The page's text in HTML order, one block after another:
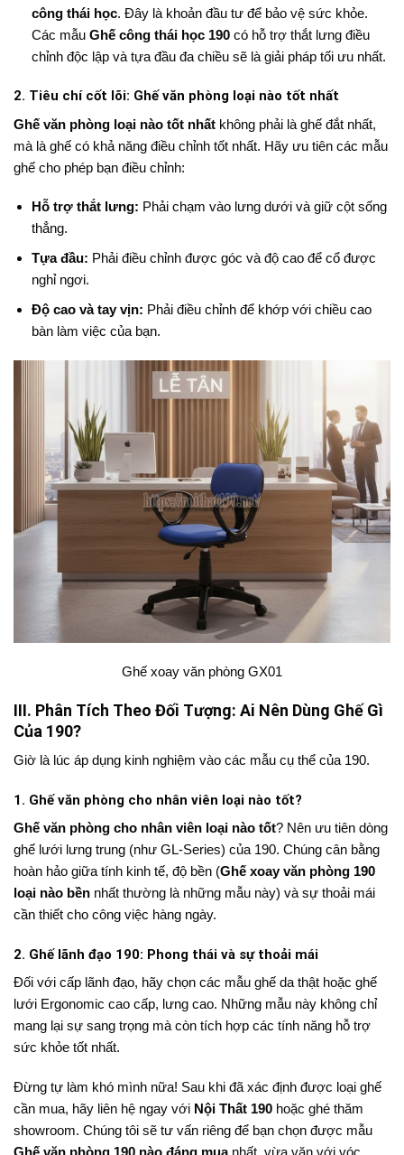
công thái học. Đây là khoản đầu tư để bảo vệ sức khỏe.
Các mẫu Ghế công thái học 190có hỗ trợ thắt lưng điều
chỉnh độc lập và tựa đầu đa chiều sẽ là giải pháp tối ưu nhất.
2. Tiêu chí cốt lõi: Ghế văn phòng loại nào tốt nhất
Ghế văn phòng loại nào tốt nhất không phải là ghế đắt nhất,
mà là ghế có khả năng điều chỉnh tốt nhất. Hãy ưu tiên các mẫu
ghế cho phép bạn điều chỉnh:
Hỗ trợ thắt lưng: Phải chạm vào lưng dưới và giữ cột sống
thẳng.
Tựa đầu: Phải điều chỉnh được góc và độ cao để cổ được
nghỉ ngơi.
Độ cao và tay vịn: Phải điều chỉnh để khớp với chiều cao
bàn làm việc của bạn.
Ghế xoay văn phòng GX01
III. Phân Tích Theo Đối Tượng: Ai Nên Dùng Ghế Gì
Của 190?
Giờ là lúc áp dụng kinh nghiệm vào các mẫu cụ thể của 190.
1. Ghế văn phòng cho nhân viên loại nào tốt?
Ghế văn phòng cho nhân viên loại nào tốt? Nên ưu tiên dòng
ghế lưới lưng trung (như GL-Series) của 190. Chúng cân bằng
hoàn hảo giữa tính kinh tế, độ bền (Ghế xoay văn phòng 190
loại nào bền nhất thường là những mẫu này) và sự thoải mái
cần thiết cho công việc hàng ngày.
2. Ghế lãnh đạo 190: Phong thái và sự thoải mái
Đối với cấp lãnh đạo, hãy chọn các mẫu ghế da thật hoặc ghế
lưới Ergonomic cao cấp, lưng cao. Những mẫu này không chỉ
mang lại sự sang trọng mà còn tích hợp các tính năng hỗ trợ
sức khỏe tốt nhất.
Đừng tự làm khó mình nữa! Sau khi đã xác định được loại ghế
cần mua, hãy liên hệ ngay với Nội Thất 190 hoặc ghé thăm
showroom. Chúng tôi sẽ tư vấn riêng để bạn chọn được mẫu
Ghế văn phòng 190 nào đáng mua nhất, vừa vặn với vóc